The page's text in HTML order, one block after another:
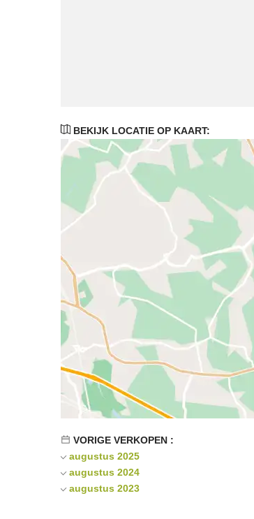
BEKIJK LOCATIE OP KAART:
VORIGE VERKOPEN :
augustus 2025
augustus 2024
augustus 2023